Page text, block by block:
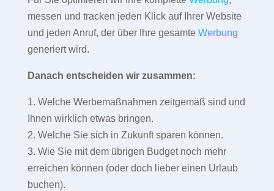
messen und tracken jeden Klick auf Ihrer Website
und jeden Anruf, der über Ihre gesamte Werbung
generiert wird.
Danach entscheiden wir zusammen:
1. Welche Werbemaßnahmen zeitgemäß sind und
Ihnen wirklich etwas bringen.
2. Welche Sie sich in Zukunft sparen können.
3. Wie Sie mit dem übrigen Budget noch mehr
erreichen können (oder doch lieber einen Urlaub
buchen).